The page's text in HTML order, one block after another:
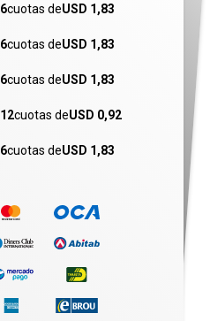
6cuotas deUSD 1,83
6cuotas deUSD 1,83
6cuotas deUSD 1,83
12cuotas deUSD 0,92
6cuotas deUSD 1,83